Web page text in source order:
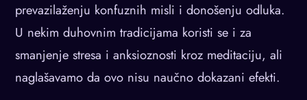
prevazilaženju konfuznih misli i donošenju odluka.
U nekim duhovnim tradicijama koristi se i za
smanjenje stresa i anksioznosti kroz meditaciju, ali
naglašavamo da ovo nisu naučno dokazani efekti.